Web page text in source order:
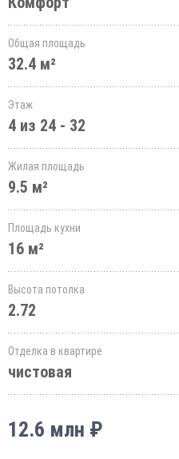
Общая площадь
32.4 м²
Этаж
4 из 24 - 32
Жилая площадь
9.5 м²
Площадь кухни
16 м²
Высота потолка
2.72
Отделка в квартире
чистовая
12.6 млн ₽